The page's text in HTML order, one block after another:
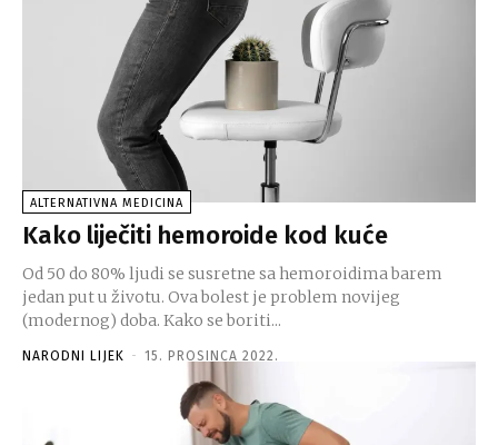
ALTERNATIVNA MEDICINA
Kako liječiti hemoroide kod kuće
Od 50 do 80% ljudi se susretne sa hemoroidima barem
jedan put u životu. Ova bolest je problem novijeg
(modernog) doba. Kako se boriti...
NARODNI LIJEK - 15. PROSINCA 2022.